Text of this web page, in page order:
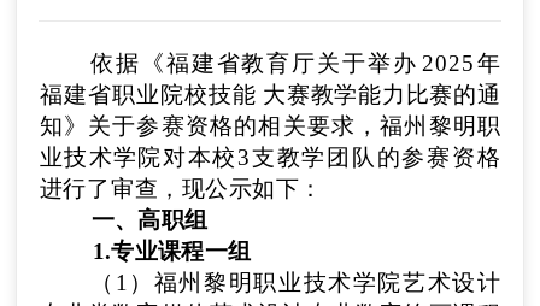
依据《福建省教育厅关于举办 2025年
福建省职业院校技能 大赛教学能力比赛的通
知》关于参赛资格的相关要求，福州黎明职
业技术学院对本校3支教学团队的参赛资格
进行了审查，现公示如下：
一、高职组
1.专业课程一组
（1） 福州黎明职业技术学院艺术设计